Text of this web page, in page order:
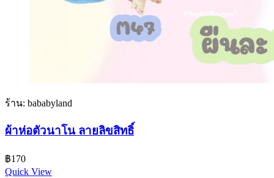
ร้าน: bababyland
ผ้าห่อตัวนาโน ลายลิขสิทธิ์
฿170
Quick View